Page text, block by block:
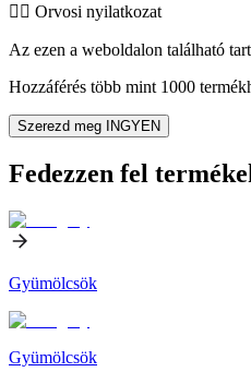
👨‍⚕️️ Orvosi nyilatkozat
Az ezen a weboldalon található
Hozzáférés több mint 1000
Szerezd meg INGYEN
Fedezzen fel
Gyümölcsök
Gyümölcsök